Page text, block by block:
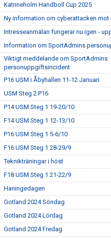
Katrineholm Handboll Cup 2025
Ny information om cyberattacken mot
Intresseanmälan fungerar nu igen -
Information om SportAdmins
Viktigt meddelande om SportAdmins
personuppgiftsincident
P16 USM i Åbyhallen 11-12 Januari
USM Steg 2 P16
P14 USM Steg 1 19-20/10
F14 USM Steg 1 12-13/10
P16 USM Steg 1 5-6/10
F16 USM Steg 1 28-29/9
Teknikträningar i höst
F18 USM Steg 1 21-22/9
Haningedagen
Gotland 2024 Söndag
Gotland 2024 Lördag
Gotland 2024 Fredag